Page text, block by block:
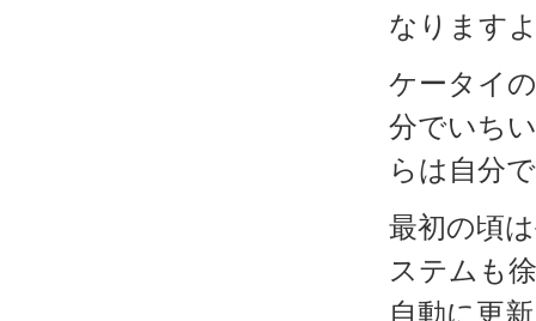
なります
ケータイ
分でいち
らは自分
最初の頃
ステムも
自動に更